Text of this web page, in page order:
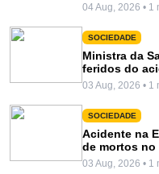
04 Aug, 2026 • 1
SOCIEDADE
Ministra da
feridos do
03 Aug, 2026 • 1
SOCIEDADE
Acidente na
de mortos no
03 Aug, 2026 • 1